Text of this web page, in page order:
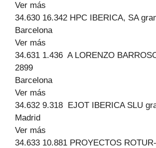
Ver más
34.630 16.342 HPC IBERICA, SA
Barcelona
Ver más
34.631 1.436 A LORENZO
2899
Barcelona
Ver más
34.632 9.318 EJOT IBERICA SLU
Madrid
Ver más
34.633 10.881 PROYECTOS